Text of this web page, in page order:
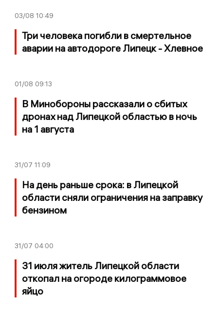
03/08 10:49
Три человека погибли в смертельное
аварии на автодороге Липецк - Хлевное
01/08 09:13
В Минобороны рассказали о сбитых
дронах над Липецкой областью в ночь
на 1 августа
31/07 11:09
На день раньше срока: в Липецкой
области сняли ограничения на заправку
бензином
31/07 04:00
31 июля житель Липецкой области
откопал на огороде килограммовое
яйцо